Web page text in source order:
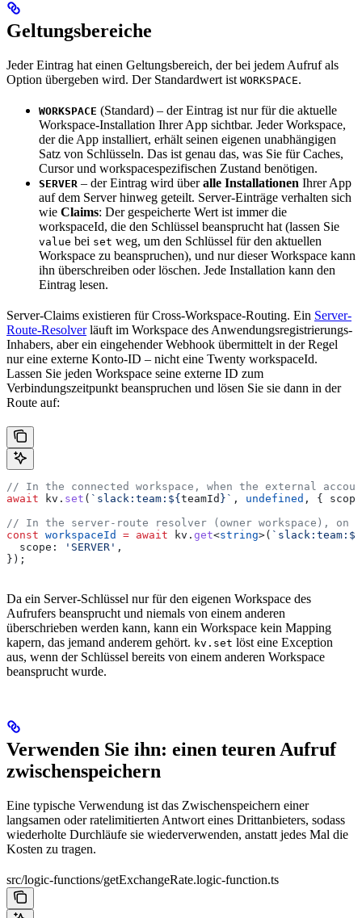
Geltungsbereiche
Jeder Eintrag hat einen Geltungsbereich, der bei jedem Aufruf als
Option übergeben wird. Der Standardwert ist WORKSPACE.
WORKSPACE (Standard) – der Eintrag ist nur für die aktuelle
Workspace-Installation Ihrer App sichtbar. Jeder Workspace,
der die App installiert, erhält seinen eigenen unabhängigen
Satz von Schlüsseln. Das ist genau das, was Sie für Caches,
Cursor und workspacespezifischen Zustand benötigen.
SERVER – der Eintrag wird überalle Installationen Ihrer App
auf dem Server hinweg geteilt. Server-Einträge verhalten sich
wie Claims: Der gespeicherte Wert ist immer die
workspaceId, die den Schlüssel beansprucht hat (lassen Sie
value bei set weg, um den Schlüssel für den aktuellen
Workspace zu beanspruchen), und nur dieser Workspace kann
ihn überschreiben oder löschen. Jede Installation kann den
Eintrag lesen.
Server-Claims existieren für Cross-Workspace-Routing. Ein Server-
Route-Resolverläuft im Workspace des Anwendungsregistrierungs-
Inhabers, aber ein eingehender Webhook übermittelt in der Regel
nur eine externe Konto-ID – nicht eine Twenty workspaceId.
Lassen Sie jeden Workspace seine externe ID zum
Verbindungszeitpunkt beanspruchen und lösen Sie sie dann in der
Route auf:
// In the connected workspace, when the external
await kv . set ( `slack:team: ${teamId } ` , undefined , {
// In the server-route resolver (owner workspace), on
const workspaceId = await kv . get<string>( `slack:team: ${
  scope:
'SERVER' ,
});
Da ein Server-Schlüssel nur für den eigenen Workspace des
Aufrufers beansprucht und niemals von einem anderen
überschrieben werden kann, kann ein Workspace kein Mapping
kapern, das jemand anderem gehört. kv.set löst eine Exception
aus, wenn der Schlüssel bereits von einem anderen Workspace
beansprucht wurde.
Verwenden Sie ihn: einen teuren Aufruf
zwischenspeichern
Eine typische Verwendung ist das Zwischenspeichern einer
langsamen oder ratelimitierten Antwort eines Drittanbieters, sodass
wiederholte Durchläufe sie wiederverwenden, anstatt jedes Mal die
Kosten zu tragen.
src/logic-functions/getExchangeRate.logic-function.ts